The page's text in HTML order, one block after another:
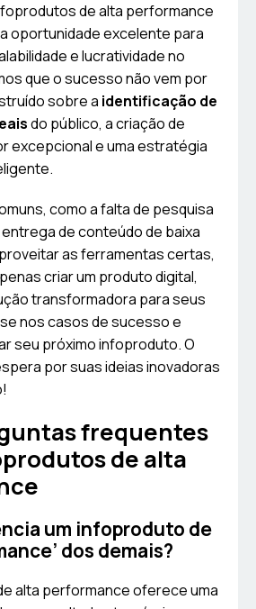
de alta performance
oportunidade excelente para
e lucratividade no
que o sucesso não vem por
sobre a identificação de
do público, a criação de
excepcional e uma estratégia
como a falta de pesquisa
de conteúdo de baixa
as ferramentas certas,
criar um produto digital,
transformadora para seus
nos casos de sucesso e
seu próximo infoproduto. O
por suas ideias inovadoras
frequentes
de alta
um infoproduto de
dos demais?
alta performance oferece uma